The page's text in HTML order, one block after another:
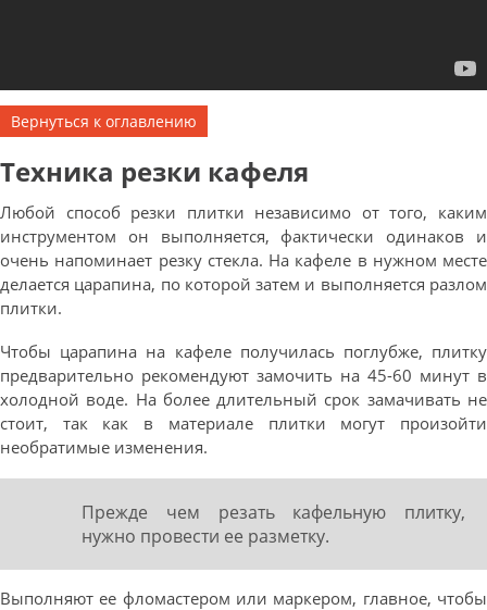
Вернуться к оглавлению
Техника резки кафеля
Любой способ резки плитки независимо от того, каким
инструментом он выполняется, фактически одинаков и
очень напоминает резку стекла. На кафеле в нужном месте
делается царапина, по которой затем и выполняется разлом
плитки.
Чтобы царапина на кафеле получилась поглубже, плитку
предварительно рекомендуют замочить на 45-60 минут в
холодной воде. На более длительный срок замачивать не
стоит, так как в материале плитки могут произойти
необратимые изменения.
Прежде чем резать кафельную плитку,
нужно провести ее разметку.
Выполняют ее фломастером или маркером, главное, чтобы